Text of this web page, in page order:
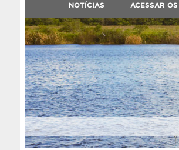
NOTÍCIAS ACESSAR